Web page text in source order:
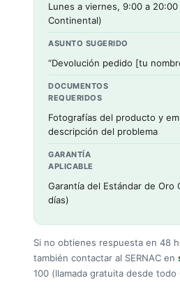
Lunes a viernes, 9:00 a
Continental)
ASUNTO SUGERIDO
“Devolución pedido [tu
DOCUMENTOS
REQUERIDOS
Fotografías del producto y
descripción del problema
GARANTÍA
APLICABLE
Garantía del Estándar de Oro
días)
Si no obtienes respuesta en 48
también contactar al SERNAC en
100 (llamada gratuita desde todo